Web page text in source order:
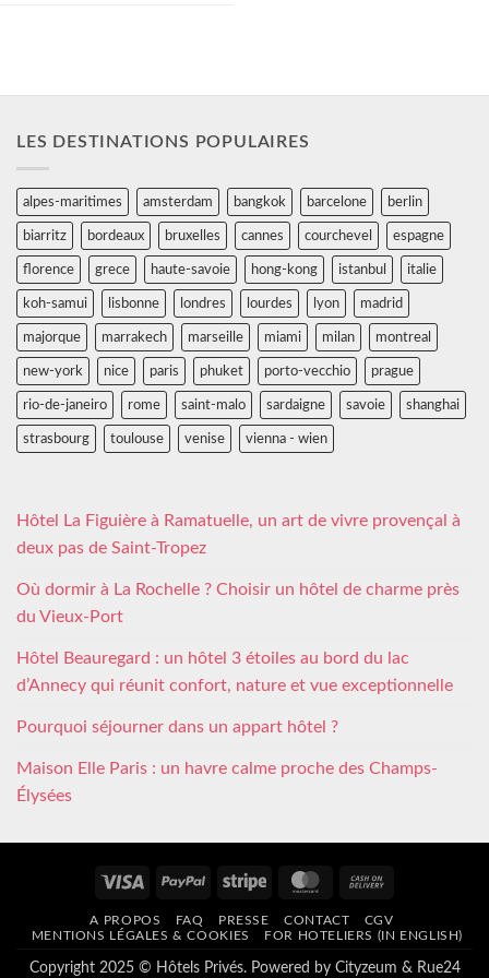
LES DESTINATIONS POPULAIRES
alpes-maritimes amsterdam bangkok barcelone berlin
biarritz bordeaux bruxelles cannes courchevel espagne
florence grece haute-savoie hong-kong istanbul italie
koh-samui lisbonne londres lourdes lyon madrid
majorque marrakech marseille miami milan montreal
new-york nice paris phuket porto-vecchio prague
rio-de-janeiro rome saint-malo sardaigne savoie shanghai
strasbourg toulouse venise vienna - wien
Hôtel La Figuière à Ramatuelle, un art de vivre provençal à
deux pas de Saint-Tropez
Où dormir à La Rochelle ? Choisir un hôtel de charme près
du Vieux-Port
Hôtel Beauregard : un hôtel 3 étoiles au bord du lac
d’Annecy qui réunit confort, nature et vue exceptionnelle
Pourquoi séjourner dans un appart hôtel ?
Maison Elle Paris : un havre calme proche des Champs-
Élysées
Visa PayPal Stripe MasterCard
Delivery
A PROPOS FAQ PRESSE CONTACT
CGV
MENTIONS LÉGALES & COOKIES
FOR HOTELIERS (IN ENGLISH)
Copyright 2025 © Hôtels Privés. Powered by Cityzeum & Rue24